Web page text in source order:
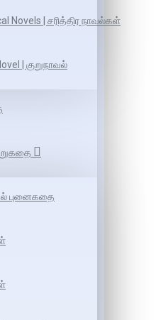
Novels | சரித்திர நாவல்கள்
| குறுநாவல்
புனைகதை